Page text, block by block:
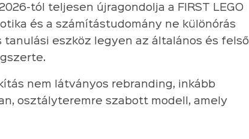
tól teljesen újragondolja a FIRST LEGO
és a számítástudomány ne különórás
eszköz legyen az általános és felső
nem látványos rebranding, inkább
osztályteremre szabott modell, amely